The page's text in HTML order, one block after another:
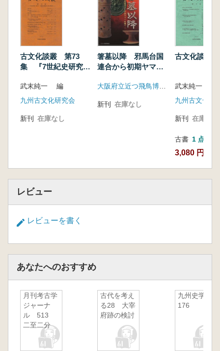
古文化談叢 第73
集 『7世紀史研究』
祀から律令期祭祀へ
武末純一 編
九州古文化研究会
新刊 在庫なし
箸墓以降 邪馬台国
連合から初期ヤマト
大阪府立近つ飛鳥博物館
新刊 在庫なし
古文化談叢
武末純一 編
九州古文化研
新刊 在庫なし
古書 1 点
3,080 円
レビュー
レビューを書く
あなたへのおすすめ
月刊考古学
ジャーナ
ル 513
二至二分
古代を考え
る28 大宰
府跡の検討
九州史学
176